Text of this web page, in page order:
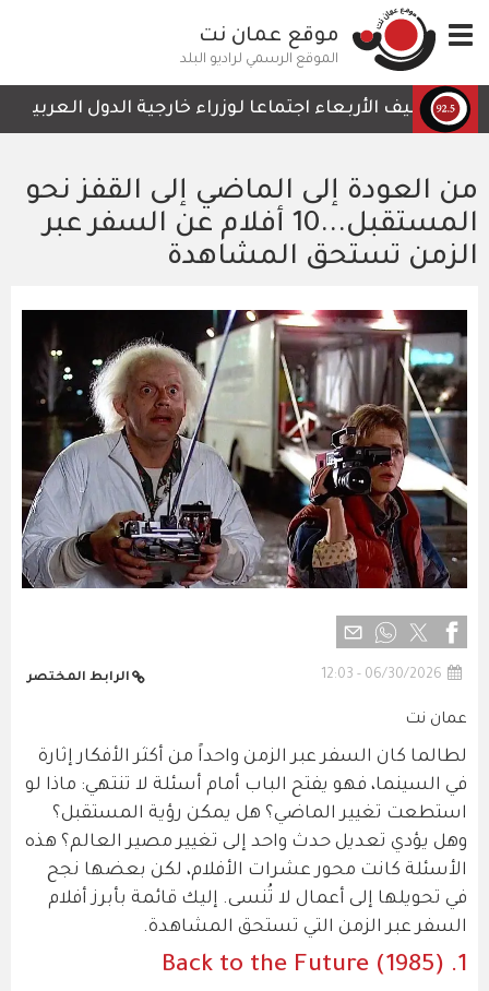
إلى
المحتوى
الرئيسي
Toggle
navigation
موقع عمان نت
الموقع الرسمي لراديو البلد
يستضيف الأربعاء اجتماعا لوزراء خارجية الدول العربية
من العودة إلى الماضي إلى القفز نحو
المستقبل...10 أفلام عن السفر عبر
الزمن تستحق المشاهدة
06/30/2026 - 12:03 الرابط المختصر
عمان نت
لطالما كان السفر عبر الزمن واحداً من أكثر الأفكار إثارة
في السينما، فهو يفتح الباب أمام أسئلة لا تنتهي: ماذا لو
استطعت تغيير الماضي؟ هل يمكن رؤية المستقبل؟
وهل يؤدي تعديل حدث واحد إلى تغيير مصير العالم؟ هذه
الأسئلة كانت محور عشرات الأفلام، لكن بعضها نجح
في تحويلها إلى أعمال لا تُنسى. إليك قائمة بأبرز أفلام
السفر عبر الزمن التي تستحق المشاهدة.
1. Back to the Future (1985)